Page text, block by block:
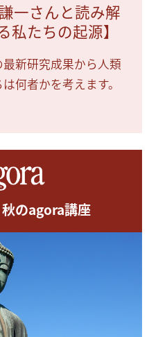
一さんと読み解
私たちの起源】
新研究成果から人類
何者かを考えます。
のagora講座